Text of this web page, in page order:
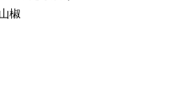
椒